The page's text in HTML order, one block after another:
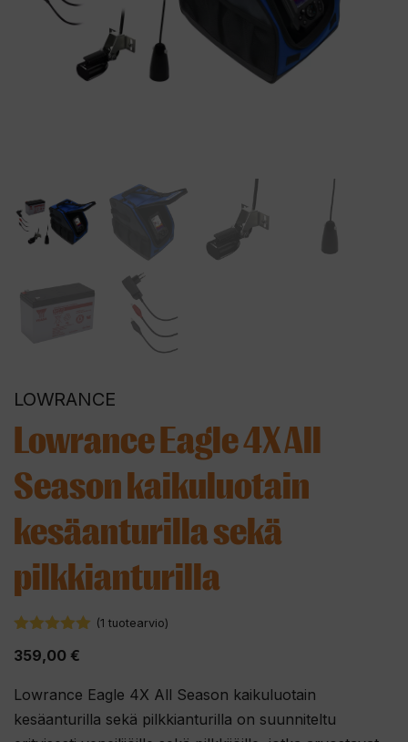
LOWRANCE
Lowrance Eagle 4X All
Season kaikuluotain
kesäanturilla sekä
pilkkianturilla
(1 tuotearvio)
359,00 €
Lowrance Eagle 4X All Season kaikuluotain
kesäanturilla sekä pilkkianturilla on suunniteltu